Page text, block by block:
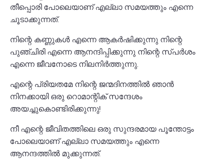
തീപ്പൊരി പോലെയാണ് എല്ലാ സമയത്തും എന്നെ
ചൂടാക്കുന്നത്.
നിന്റെ കണ്ണുകൾ എന്നെ ആകർഷിക്കുന്നു നിന്റെ
പുഞ്ചിരി എന്നെ ആനന്ദിപ്പിക്കുന്നു നിന്റെ സ്പർശം
എന്നെ ജീവനോടെ നിലനിർത്തുന്നു.
എന്റെ പ്രിയതമേ നിന്റെ ജന്മദിനത്തിൽ ഞാൻ
നിനക്കായി ഒരു റൊമാന്റിക് സന്ദേശം
അയച്ചുകൊണ്ടിരിക്കുന്നു!
നീ എന്റെ ജീവിതത്തിലെ ഒരു സുന്ദരമായ പൂന്തോട്ടം
പോലെയാണ് എല്ലാ സമയത്തും എന്നെ
ആനന്ദത്തിൽ മുക്കുന്നത്.